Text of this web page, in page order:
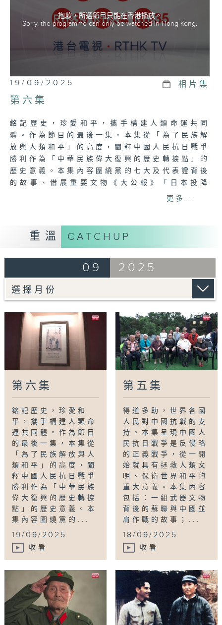
抱歉，所選節目只能在香港播放。
Sorry, the programme can only be watched in Hong Kong.
19/09/2025 相片集
第六集
銘記歷史，珍愛和平，攜手構建人類命運共同
體。作為節目的最後一集，本集從「為了民族解
放與人類和平」的高度，闡釋中國人民抗日戰爭
勝利作為「中華民族偉大復興的歷史轉捩點」的
歷史意義。本集內容圍繞黨的七大及代表證背後
的故事、借展重要文物《大公報》「日本投降
矣」報道、豐子愷的漫畫《勝利之夜》、董必武
Tag: 盧溝橋,中國人民抗日戰爭紀念館,中國共
,抗日戰爭
更多...
重溫 CATCHUP
09 2025
第六集
銘記歷史，珍愛和
平，攜手構建人類命
運共同體。作為節目
的最後一集，本集從
「為了民族解放與人
類和平」的高度，闡
釋中國人民抗日戰爭
勝利作為「中華民族
偉大復興的歷史轉捩
點」的歷史意義。本
集內容圍繞黨的...
19/09/2025
收看
第五集
得道多助，世界各國
人民對中國抗戰的支
持。本集呈現中國人
民抗日戰爭是反侵略
的正義戰爭，從一開
始就具有拯救人類文
明、保衛世界和平的
重大意義。本集內容
包括：一組武器文物
背後的蘇聯與中國並
肩作戰的故事；...
18/09/2025
收看